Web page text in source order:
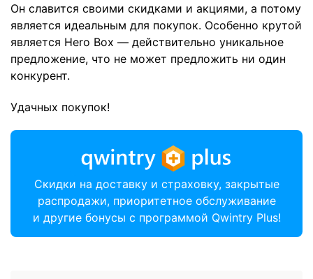
Он славится своими скидками и акциями, а потому
является идеальным для покупок. Особенно крутой
является Hero Box — действительно уникальное
предложение, что не может предложить ни один
конкурент.
Удачных покупок!
Скидки на доставку и страховку, закрытые
распродажи, приоритетное обслуживание
и другие бонусы с программой Qwintry Plus!